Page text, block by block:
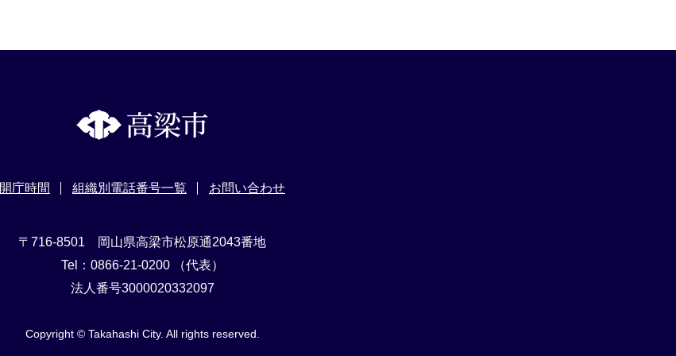
開庁時間 組織別電話番号一覧 お問い合わせ
〒716-8501 岡山県高梁市松原通2043番地
Tel：0866-21-0200 （代表）
法人番号3000020332097
Copyright © Takahashi City. All rights reserved.